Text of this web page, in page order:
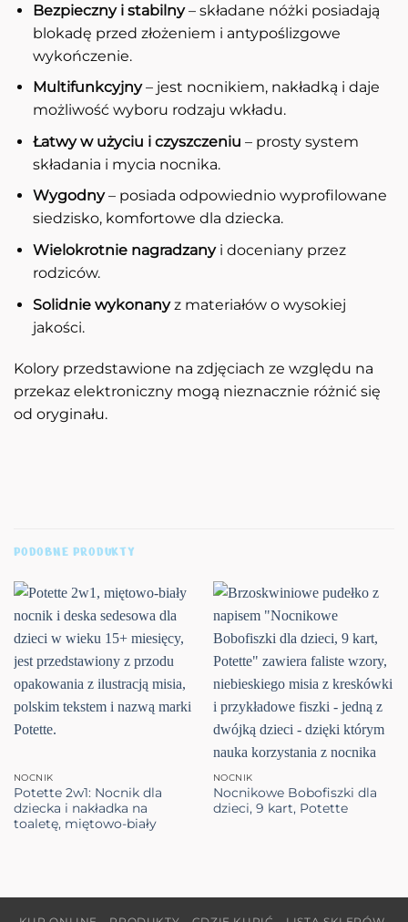
Bezpieczny i stabilny– składane nóżki posiadają
blokadę przed złożeniem i antypoślizgowe
wykończenie.
Multifunkcyjny– jest nocnikiem, nakładką i daje
możliwość wyboru rodzaju wkładu.
Łatwy w użyciu i czyszczeniu – prosty system
składania i mycia nocnika.
Wygodny– posiada odpowiednio wyprofilowane
siedzisko, komfortowe dla dziecka.
Wielokrotnie nagradzany i doceniany przez
rodziców.
Solidnie wykonanyz materiałów o wysokiej
jakości.
Kolory przedstawione na zdjęciach ze względu na
przekaz elektroniczny mogą nieznacznie różnić się
od oryginału.
PODOBNE PRODUKTY
NOCNIK
Potette 2w1: Nocnik dla
dziecka i nakładka na
toaletę, miętowo-biały
NOCNIK
Nocnikowe Bobofiszki dla
dzieci, 9 kart, Potette